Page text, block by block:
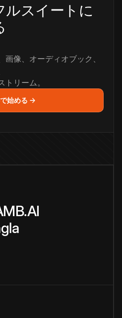
ルスイートに
像、オーディオブック、
リーム。
始める →